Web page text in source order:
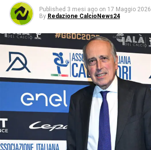
Published 3 mesi ago on 17 Maggio 2026
By Redazione CalcioNews24